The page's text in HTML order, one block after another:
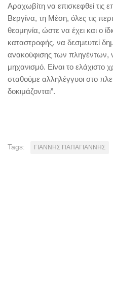
Αραχωβίτη να επισκεφθεί τις
Βεργίνα, τη Μέση, όλες τις
θεομηνία, ώστε να έχει και ο
καταστροφής, να δεσμευτεί
ανακούφισης των πληγέντων,
μηχανισμό. Είναι το
σταθούμε αλληλέγγυοι στο
δοκιμάζονται”.
Tags: ΓΙΑΝΝΗΣ ΠΑΠΑΓΙΑΝΝΗΣ